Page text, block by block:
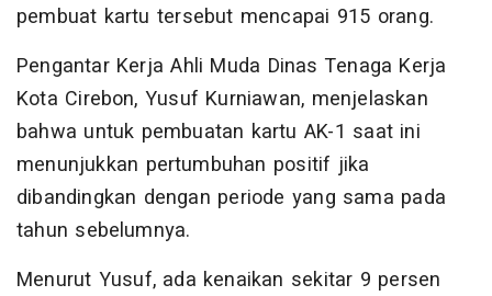
pembuat kartu tersebut mencapai 915 orang.
Pengantar Kerja Ahli Muda Dinas Tenaga Kerja
Kota Cirebon, Yusuf Kurniawan, menjelaskan
bahwa untuk pembuatan kartu AK-1 saat ini
menunjukkan pertumbuhan positif jika
dibandingkan dengan periode yang sama pada
tahun sebelumnya.
Menurut Yusuf, ada kenaikan sekitar 9 persen